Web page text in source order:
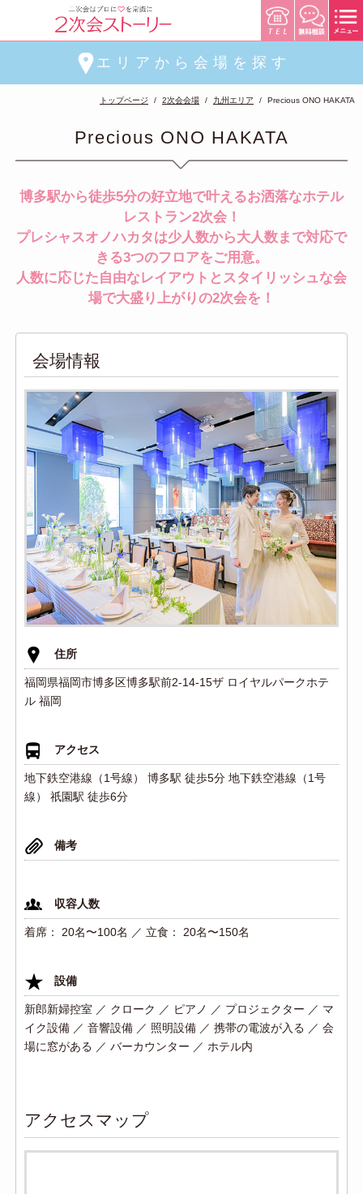
エリアから会場を探す
トップページ 2次会会場 九州エリア Precious ONO HAKATA
Precious ONO HAKATA
博多駅から徒歩5分の好立地で叶えるお洒落なホテル
レストラン2次会！
プレシャスオノハカタは少人数から大人数まで対応で
きる3つのフロアをご用意。
人数に応じた自由なレイアウトとスタイリッシュな会
場で大盛り上がりの2次会を！
会場情報
住所
福岡県福岡市博多区博多駅前2-14-15ザ ロイヤルパークホテ
ル 福岡
アクセス
地下鉄空港線（1号線） 博多駅 徒歩5分 地下鉄空港線（1号
線） 祇園駅 徒歩6分
備考
収容人数
着席： 20名〜100名 ／ 立食： 20名〜150名
設備
新郎新婦控室 ／ クローク ／ ピアノ ／ プロジェクター ／ マ
イク設備 ／ 音響設備 ／ 照明設備 ／ 携帯の電波が入る ／ 会
場に窓がある ／ バーカウンター ／ ホテル内
アクセスマップ